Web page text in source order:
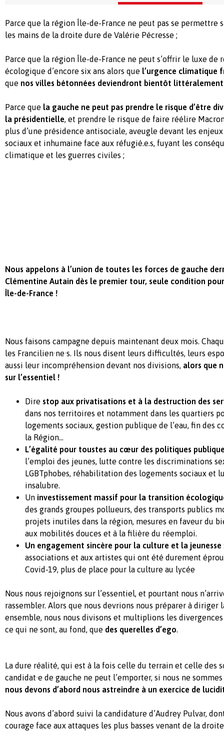
Parce que la région Île-de-France ne peut pas se permettre
les mains de la droite dure de Valérie Pécresse ;
Parce que la région Île-de-France ne peut s’offrir le luxe de
écologique d’encore six ans alors que l’urgence climatique
que nos villes bétonnées deviendront bientôt
Parce que la gauche ne peut pas prendre le risque d’être
la présidentielle, et prendre le risque de faire réélire
plus d’une présidence antisociale, aveugle devant les
sociaux et inhumaine face aux réfugié.e.s, fuyant les
climatique et les guerres civiles ;
Nous appelons à l’union de toutes les forces de gauche
Clémentine Autain dès le premier tour, seule condition
Île-de-France !
Nous faisons campagne depuis maintenant deux mois.
les Francilien·ne·s. Ils nous disent leurs difficultés, leurs
aussi leur incompréhension devant nos divisions, alors que
sur l’essentiel !
Dire stop aux privatisations et à la destruction des
dans nos territoires et notamment dans les quartiers
logements sociaux, gestion publique de l’eau, fin des
la Région...
L’égalité pour toustes au cœur des politiques
l’emploi des jeunes, lutte contre les discriminations
LGBTphobes, réhabilitation des logements sociaux et
insalubre.
Un investissement massif pour la transition
des grands groupes pollueurs, des transports publics
projets inutiles dans la région, mesures en faveur du
aux mobilités douces et à la filière du réemploi.
Un engagement sincère pour la culture et la jeunesse
associations et aux artistes qui ont été durement
Covid-19, plus de place pour la culture au lycée
Nous nous rejoignons sur l’essentiel, et pourtant nous
rassembler. Alors que nous devrions nous préparer à diriger
ensemble, nous nous divisons et multiplions les
ce qui ne sont, au fond, que des querelles d’ego.
La dure réalité, qui est à la fois celle du terrain et celle des
candidat·e de gauche ne peut l’emporter, si nous ne sommes
nous devons d’abord nous astreindre à un exercice de
Nous avons d’abord suivi la candidature d’Audrey Pulvar,
courage face aux attaques les plus basses venant de la